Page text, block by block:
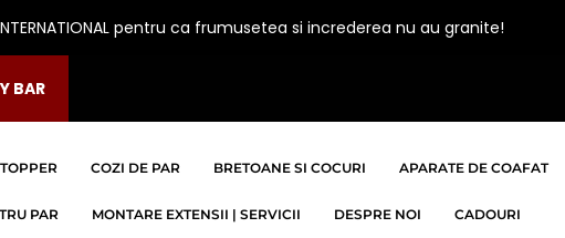
pentru ca frumusetea si increderea nu au granite!
BAR
AI
TOPPER COZI DE PAR BRETOANE SI COCURI APARATE DE COAFAT
PAR MONTARE EXTENSII | SERVICII DESPRE NOI CADOURI